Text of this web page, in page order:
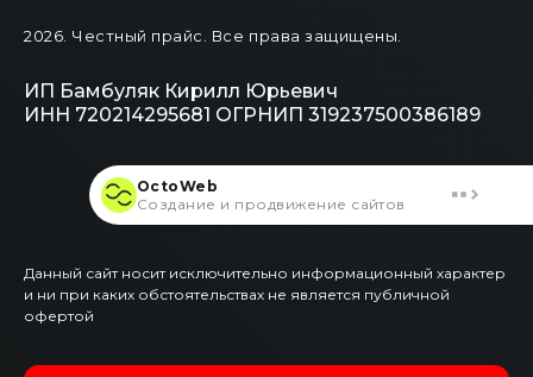
2026 . Честный прайс. Все права защищены.
ИП Бамбуляк Кирилл Юрьевич
ИНН 720214295681 ОГРНИП 319237500386189
Данный сайт носит исключительно информационный характер
и ни при каких обстоятельствах не является публичной
офертой
OctoWeb
Создание и продвижение сайтов